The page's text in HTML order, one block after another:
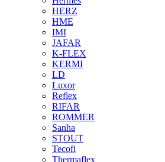
HERZ
HME
IMI
JAFAR
K-FLEX
KERMI
LD
Luxor
Reflex
RIFAR
ROMMER
Sanha
STOUT
Tecofi
Thermaflex